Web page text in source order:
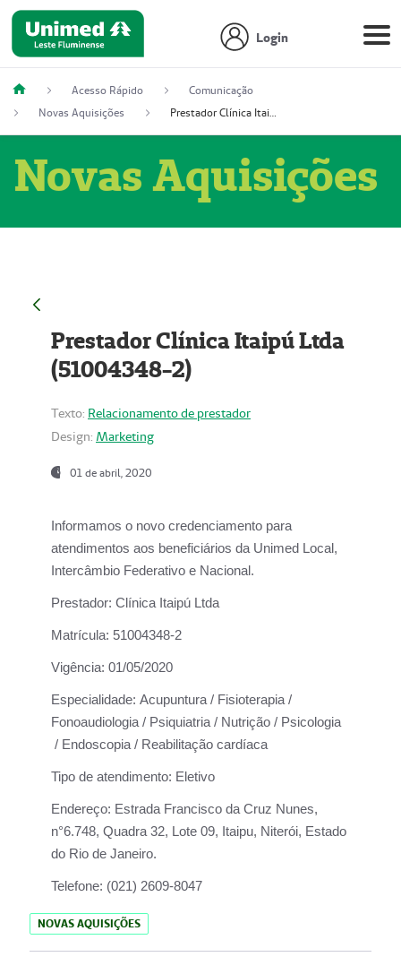
Login
Acesso Rápido
Comunicação
Novas Aquisições
Prestador Clínica Itaipú Ltda (51004348-2)
Novas Aquisições
Prestador Clínica Itaipú Ltda
(51004348-2)
Texto: Relacionamento de prestador
Design: Marketing
01 de abril, 2020
Informamos o novo credenciamento para
atendimentos aos beneficiários da Unimed Local,
Intercâmbio Federativo e Nacional.
Prestador: Clínica Itaipú Ltda
Matrícula: 51004348-2
Vigência: 01/05/2020
Especialidade: Acupuntura / Fisioterapia /
Fonoaudiologia / Psiquiatria / Nutrição / Psicologia
/ Endoscopia / Reabilitação cardíaca
Tipo de atendimento: Eletivo
Endereço: Estrada Francisco da Cruz Nunes,
n°6.748, Quadra 32, Lote 09, Itaipu, Niterói, Estado
do Rio de Janeiro.
Telefone: (021) 2609-8047
NOVAS AQUISIÇÕES